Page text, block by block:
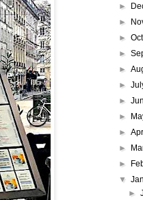
►
►
►
►
►
►
►
►
►
►
►
▼
►